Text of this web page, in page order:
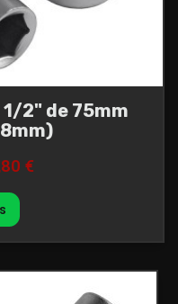
2" de 75mm
€